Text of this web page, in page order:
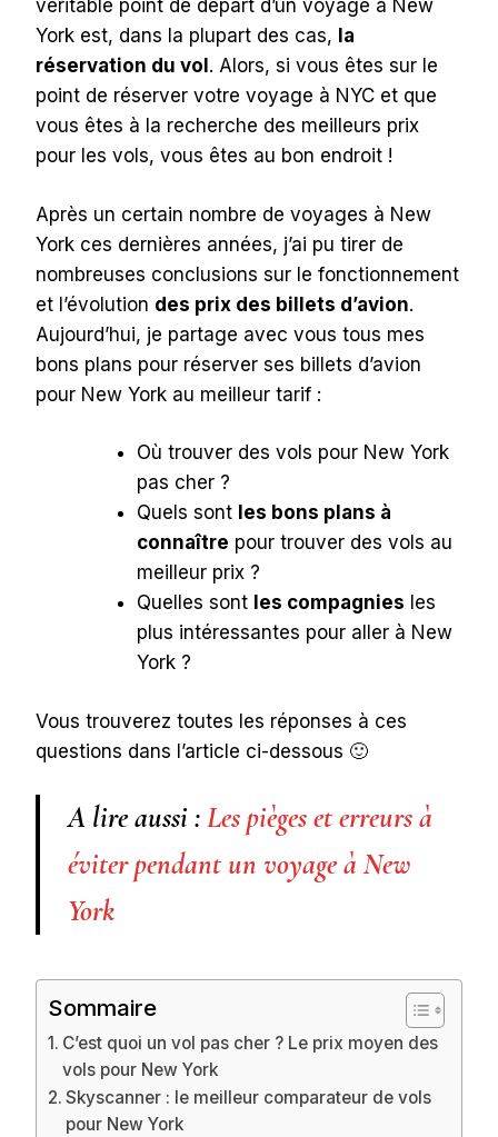
véritable point de départ d’un voyage à New
York est, dans la plupart des cas, la
réservation du vol . Alors, si vous êtes sur le
point de réserver votre voyage à NYC et que
vous êtes à la recherche des meilleurs prix
pour les vols, vous êtes au bon endroit !
Après un certain nombre de voyages à New
York ces dernières années, j’ai pu tirer de
nombreuses conclusions sur le fonctionnement
et l’évolution des prix des billets d’avion.
Aujourd’hui, je partage avec vous tous mes
bons plans pour réserver ses billets d’avion
pour New York au meilleur tarif :
Où trouver des vols pour New York
pas cher ?
Quels sont les bons plans à
connaître pour trouver des vols au
meilleur prix ?
Quelles sont les compagnies les
plus intéressantes pour aller à New
York ?
Vous trouverez toutes les réponses à ces
questions dans l’article ci-dessous 🙂
A lire aussi :Les pièges et erreurs à
éviter pendant un voyage à New
York
Sommaire
C’est quoi un vol pas cher ? Le prix moyen des
vols pour New York
Skyscanner : le meilleur comparateur de vols
pour New York